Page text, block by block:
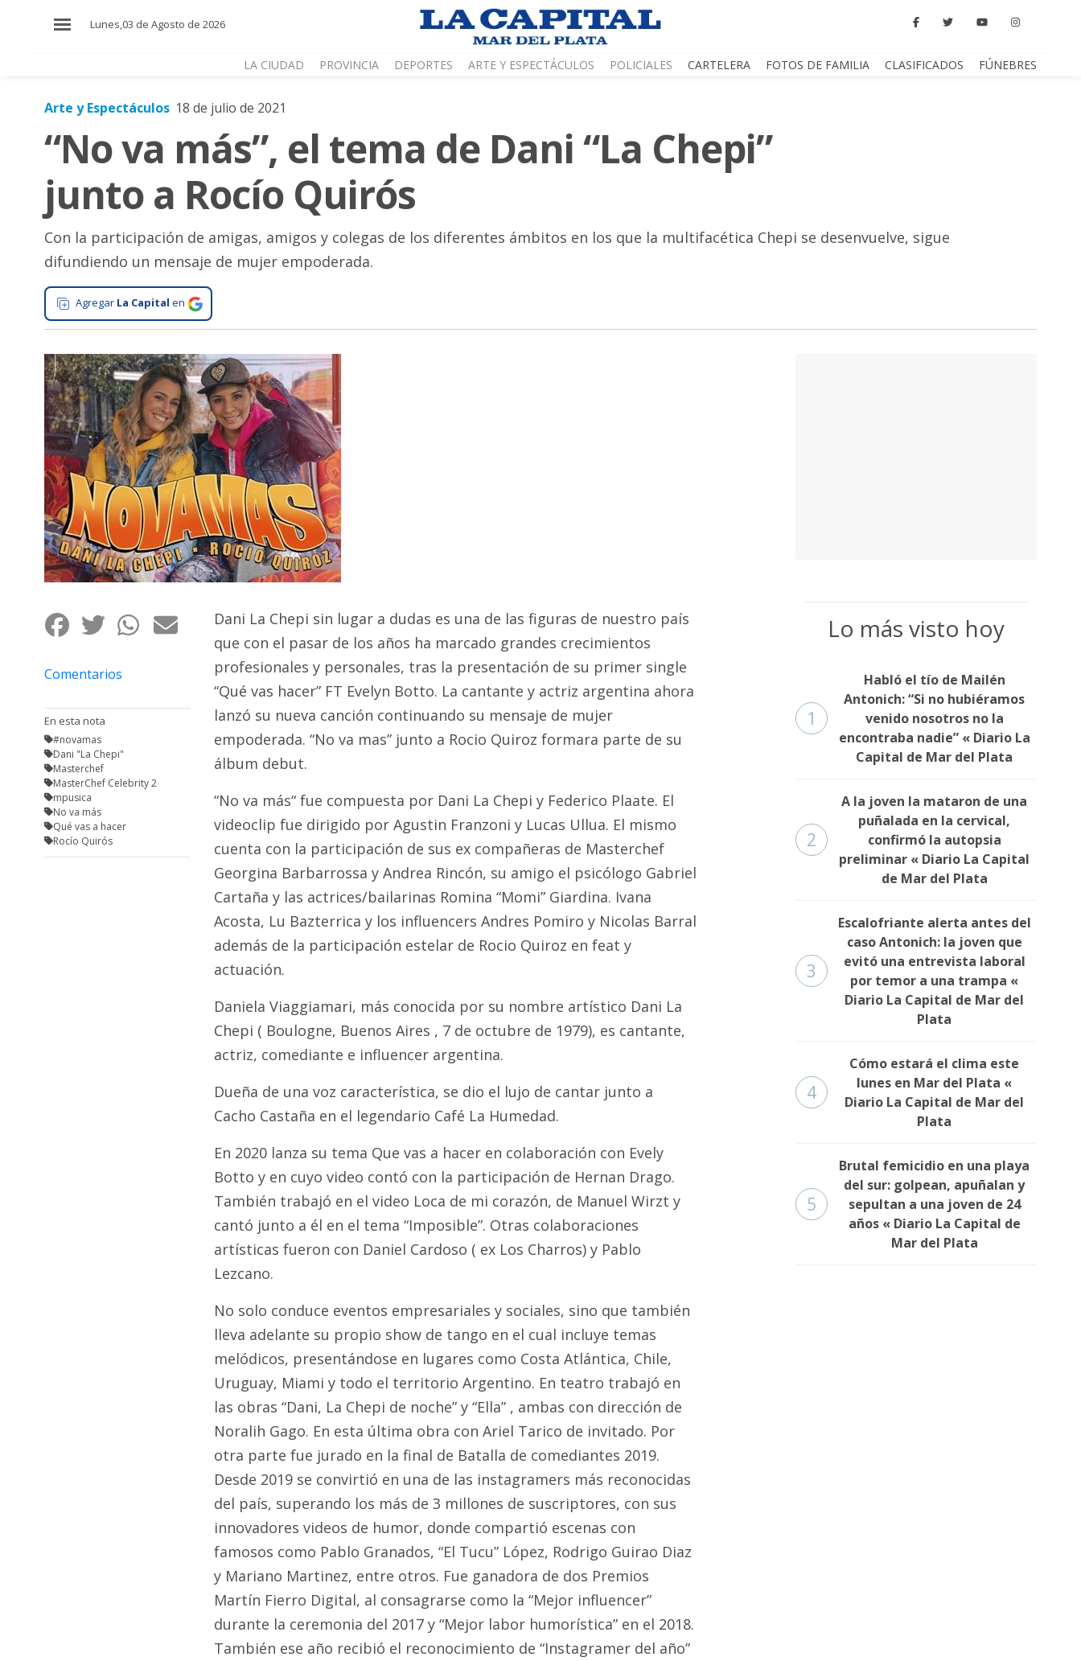
Lunes,03 de Agosto de 2026
LA CIUDAD PROVINCIA DEPORTES ARTE Y ESPECTÁCULOS POLICIALES CARTELERA FOTOS DE FAMILIA CLASIFICADOS FÚNEBRES
País
Mundo
Zona
Cultura
Tecnología
Gastronomía
Salud
Interés
General
Ciudad
Deportes
Arte
Espectáculos
Policiales
Fotos
Familia
Fúnebres
Arte y Espectáculos 18 de julio de 2021
“No va más”, el tema de Dani “La Chepi”
junto a Rocío Quirós
Con la participación de amigas, amigos y colegas de los diferentes ámbitos en los que la multifacética Chepi se desenvuelve, sigue
difundiendo un mensaje de mujer empoderada.
Agregar La Capital en
Comentarios
En esta nota
#novamas
Dani "La Chepi"
Masterchef
MasterChef Celebrity 2
mpusica
No va más
Qué vas a hacer
Rocío Quirós
Dani La Chepi sin lugar a dudas es una de las figuras de nuestro país
que con el pasar de los años ha marcado grandes crecimientos
profesionales y personales, tras la presentación de su primer single
“Qué vas hacer” FT Evelyn Botto. La cantante y actriz argentina ahora
lanzó su nueva canción continuando su mensaje de mujer
empoderada. “No va mas” junto a Rocio Quiroz formara parte de su
álbum debut.
“No va más“ fue compuesta por Dani La Chepi y Federico Plaate. El
videoclip fue dirigido por Agustin Franzoni y Lucas Ullua. El mismo
cuenta con la participación de sus ex compañeras de Masterchef
Georgina Barbarrossa y Andrea Rincón, su amigo el psicólogo Gabriel
Cartaña y las actrices/bailarinas Romina “Momi” Giardina. Ivana
Acosta, Lu Bazterrica y los influencers Andres Pomiro y Nicolas Barral
además de la participación estelar de Rocio Quiroz en feat y
actuación.
Daniela Viaggiamari, más conocida por su nombre artístico Dani La
Chepi ( Boulogne, Buenos Aires , 7 de octubre de 1979), es cantante,
actriz, comediante e influencer argentina.
Dueña de una voz característica, se dio el lujo de cantar junto a
Cacho Castaña en el legendario Café La Humedad.
En 2020 lanza su tema Que vas a hacer en colaboración con Evely
Botto y en cuyo video contó con la participación de Hernan Drago.
También trabajó en el video Loca de mi corazón, de Manuel Wirzt y
cantó junto a él en el tema “Imposible”. Otras colaboraciones
artísticas fueron con Daniel Cardoso ( ex Los Charros) y Pablo
Lezcano.
No solo conduce eventos empresariales y sociales, sino que también
lleva adelante su propio show de tango en el cual incluye temas
melódicos, presentándose en lugares como Costa Atlántica, Chile,
Uruguay, Miami y todo el territorio Argentino. En teatro trabajó en
las obras “Dani, La Chepi de noche” y “Ella” , ambas con dirección de
Noralih Gago. En esta última obra con Ariel Tarico de invitado. Por
otra parte fue jurado en la final de Batalla de comediantes 2019.
Desde 2019 se convirtió en una de las instagramers más reconocidas
del país, superando los más de 3 millones de suscriptores, con sus
innovadores videos de humor, donde compartió escenas con
famosos como Pablo Granados, “El Tucu” López, Rodrigo Guirao Diaz
y Mariano Martinez, entre otros. Fue ganadora de dos Premios
Martín Fierro Digital, al consagrarse como la “Mejor influencer”
durante la ceremonia del 2017 y “Mejor labor humorística” en el 2018.
También ese año recibió el reconocimiento de “Instagramer del año”
Lo más visto hoy
1
Habló el tío de Mailén
Antonich: “Si no hubiéramos
venido nosotros no la
encontraba nadie” « Diario La
Capital de Mar del Plata
2
A la joven la mataron de una
puñalada en la cervical,
confirmó la autopsia
preliminar « Diario La Capital
de Mar del Plata
3
Escalofriante alerta antes del
caso Antonich: la joven que
evitó una entrevista laboral
por temor a una trampa «
Diario La Capital de Mar del
Plata
4
Cómo estará el clima este
lunes en Mar del Plata «
Diario La Capital de Mar del
Plata
5
Brutal femicidio en una playa
del sur: golpean, apuñalan y
sepultan a una joven de 24
años « Diario La Capital de
Mar del Plata